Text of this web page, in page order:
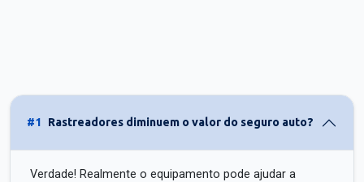
#1 Rastreadores diminuem o valor do seguro auto?
Verdade! Realmente o equipamento pode ajudar a